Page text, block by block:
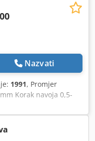
Nazvati
1991, Promjer
Korak navoja 0,5-
4,5 kW Težina stroja
N I E R & ZAHNER
uređajem za
oko 1991., # 3591